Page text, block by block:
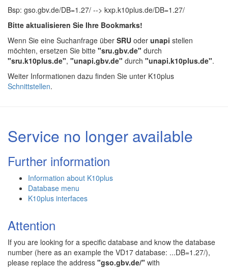
Bsp: gso.gbv.de/DB=1.27/ --> kxp.k10plus.de/DB=1.27/
Bitte aktualisieren Sie Ihre Bookmarks!
Wenn Sie eine Suchanfrage über SRU oder unapi stellen
möchten, ersetzen Sie bitte "sru.gbv.de" durch
"sru.k10plus.de", "unapi.gbv.de" durch "unapi.k10plus.de".
Weiter Informationen dazu finden Sie unter K10plus
Schnittstellen.
Service no longer available
Further information
Information about K10plus
Database menu
K10plus interfaces
Attention
If you are looking for a specific database and know the database
number (here as an example the VD17 database: ...DB=1.27/),
please replace the address "gso.gbv.de/" with